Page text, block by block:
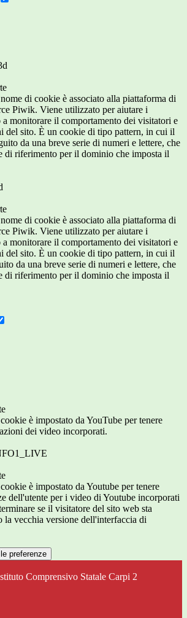
di cookie è associato alla piattaforma di
Piwik. Viene utilizzato per aiutare i
monitorare il comportamento dei visitatori e
del sito. È un cookie di tipo pattern, in cui il
da una breve serie di numeri e lettere, che
di riferimento per il dominio che imposta il
di cookie è associato alla piattaforma di
Piwik. Viene utilizzato per aiutare i
monitorare il comportamento dei visitatori e
del sito. È un cookie di tipo pattern, in cui il
da una breve serie di numeri e lettere, che
di riferimento per il dominio che imposta il
è impostato da YouTube per tenere
dei video incorporati.
è impostato da Youtube per tenere
dell'utente per i video di Youtube incorporati
se il visitatore del sito web sta
la vecchia versione dell'interfaccia di
preferenze
Comprensivo Statale Carpi 2